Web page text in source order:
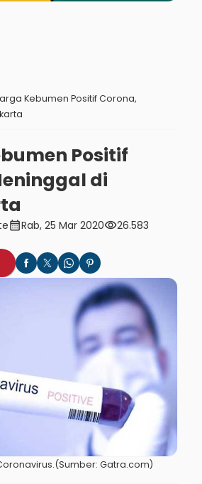
Kebumen Positif Corona,
Positif
di
calendar_monthRab, 25 Mar 2020visibility26.583
Gatra.com)